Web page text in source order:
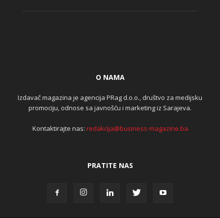
O NAMA
Izdavač magazina je agencija PRag d.o.o., društvo za medijsku
promociju, odnose sa javnošću i marketing iz Sarajeva.
Kontaktirajte nas: redakcija@business-magazine.ba
PRATITE NAS